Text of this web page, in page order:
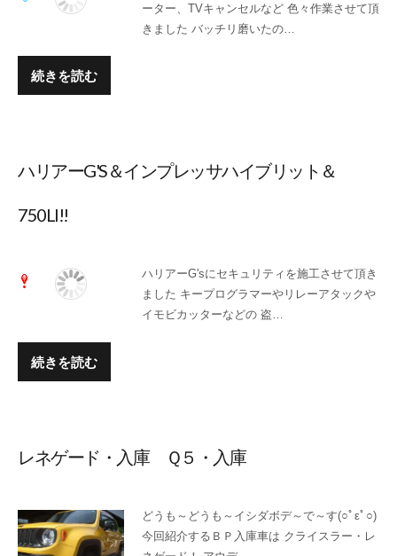
ーター、TVキャンセルなど 色々作業させて頂
きました バッチリ磨いたの…
続きを読む
ハリアーG'S＆インプレッサハイブリット＆
750LI!!
ハリアーG'sにセキュリティを施工させて頂き
ました キープログラマーやリレーアタックや
イモビカッターなどの 盗…
続きを読む
レネゲード・入庫 Ｑ５・入庫
どうも～どうも～イシダボデ～で～す(○ﾟεﾟ○)
今回紹介するＢＰ入庫車は クライスラー・レ